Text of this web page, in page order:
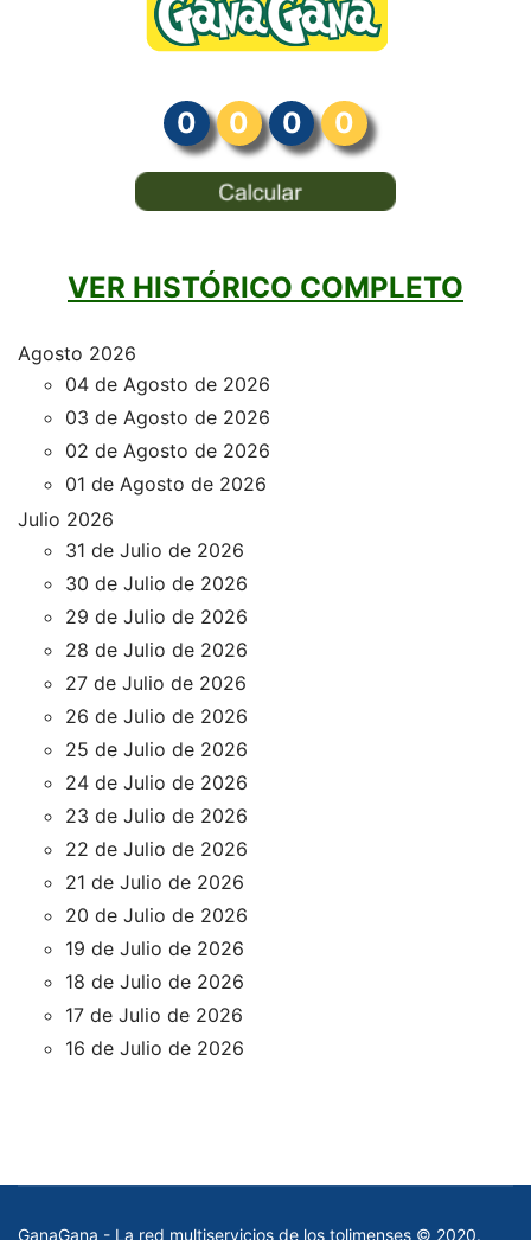
0 0 0 0
VER HISTÓRICO COMPLETO
Agosto 2026
04 de Agosto de 2026
03 de Agosto de 2026
02 de Agosto de 2026
01 de Agosto de 2026
Julio 2026
31 de Julio de 2026
30 de Julio de 2026
29 de Julio de 2026
28 de Julio de 2026
27 de Julio de 2026
26 de Julio de 2026
25 de Julio de 2026
24 de Julio de 2026
23 de Julio de 2026
22 de Julio de 2026
21 de Julio de 2026
20 de Julio de 2026
19 de Julio de 2026
18 de Julio de 2026
17 de Julio de 2026
16 de Julio de 2026
GanaGana - La red multiservicios de los tolimenses © 2020.